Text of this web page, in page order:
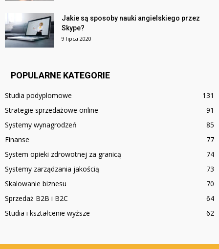
Jakie są sposoby nauki angielskiego przez
Skype?
9 lipca 2020
POPULARNE KATEGORIE
Studia podyplomowe
131
Strategie sprzedażowe online
91
Systemy wynagrodzeń
85
Finanse
77
System opieki zdrowotnej za granicą
74
Systemy zarządzania jakością
73
Skalowanie biznesu
70
Sprzedaż B2B i B2C
64
Studia i kształcenie wyższe
62